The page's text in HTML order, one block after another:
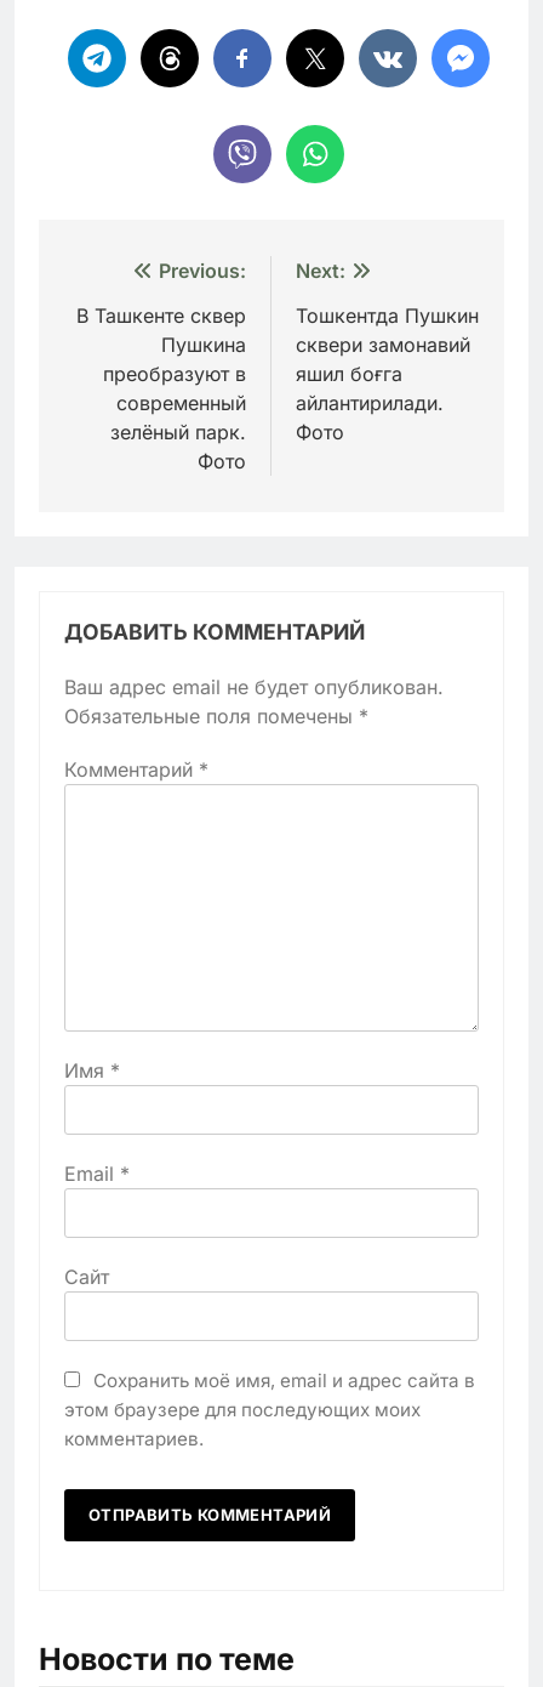
Навигация
по
записям
Previous:
В Ташкенте сквер
Пушкина
преобразуют в
современный
зелёный парк.
Фото
Next:
Тошкентда Пушкин
сквери замонавий
яшил боғга
айлантирилади.
Фото
ДОБАВИТЬ КОММЕНТАРИЙ
Ваш адрес email не будет опубликован.
Обязательные поля помечены *
Комментарий *
Имя *
Email *
Сайт
Сохранить моё имя, email и адрес сайта в
этом браузере для последующих моих
комментариев.
Новости по теме